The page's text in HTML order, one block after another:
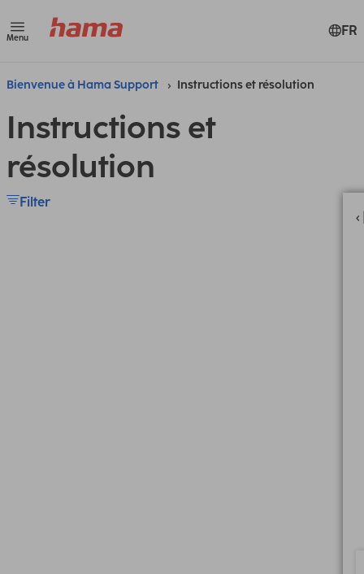
Menu FR
Bienvenue à Hama Support Instructions et résolution
Instructions et
résolution
Filter